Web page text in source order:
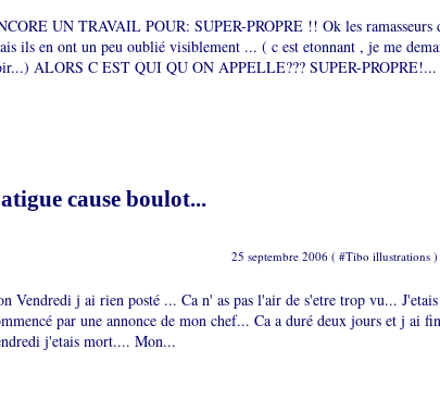
UN TRAVAIL POUR: SUPER-PROPRE !! Ok les ramasseurs
ils en ont un peu oublié visiblement ... ( c est etonnant , je me
ALORS C EST QUI QU ON APPELLE??? SUPER-PROPRE!...
cause boulot...
25 septembre 2006 ( #Tibo illustrations )
Vendredi j ai rien posté ... Ca n' as pas l'air de s'etre trop vu...
par une annonce de mon chef... Ca a duré deux jours et j ai
j'etais mort.... Mon...